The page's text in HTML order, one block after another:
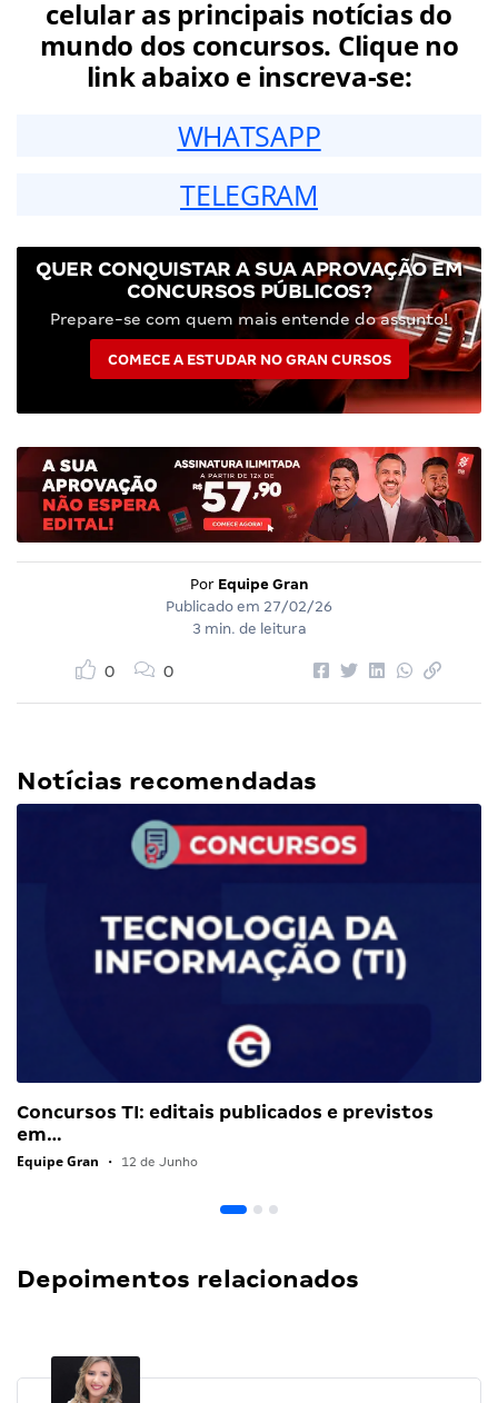
celular as principais notícias do
mundo dos concursos. Clique no
link abaixo e inscreva-se:
WHATSAPP
TELEGRAM
QUER CONQUISTAR A SUA APROVAÇÃO EM
CONCURSOS PÚBLICOS?
Prepare-se com quem mais entende do assunto!
COMECE A ESTUDAR NO GRAN CURSOS
Por Equipe Gran
Publicado em 27/02/26
3 min. de leitura
0 0
Notícias recomendadas
Concursos TI: editais publicados e previstos
em…
Equipe Gran • 12 de Junho
Depoimentos relacionados